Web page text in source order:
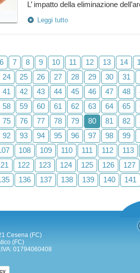
Leggi tutto
6 7 8 9 10 11 12 13 14
24 25 26 27 28 29 30 31
41 42 43 44 45 46 47 48
58 59 60 61 62 63 64 65
75 76 77 78 79 80 81 82
92 93 94 95 96 97 98 99
108 109 110 111 112
113
122 123 124 125 126
127
136 137 138 139 140 141
Cesena (FC)
(FC)
01794060408